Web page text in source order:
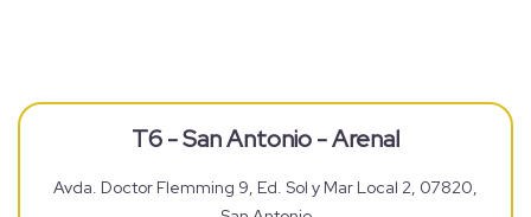
T6 - San Antonio - Arenal
Avda. Doctor Flemming 9, Ed. Sol y Mar Local 2, 07820,